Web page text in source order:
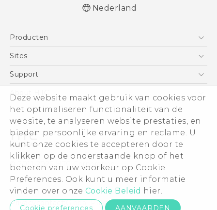
Deze website maakt gebruik van cookies voor
het optimaliseren functionaliteit van de
website, te analyseren website prestaties, en
bieden persoonlijke ervaring en reclame. U
kunt onze cookies te accepteren door te
klikken op de onderstaande knop of het
beheren van uw voorkeur op Cookie
Preferences. Ook kunt u meer informatie
vinden over onze Cookie Beleid hier.
Cookie preferences AANVAARDEN
Nederlands - Gebruikershandleiding
wettelijke voorschriften
Deutsch - Informationen zur Sicherheit und
behördliche Bestimmungen
English - Quick start guide
English - User manual
English - Safety and regulatory guide
Nederland
Producten
Telefoons
Vive
Accessoires
Sites
HTC Vive
Aan de slag
Support
Support voor eCommerce
About HTC
ESG
Informatie over het bedrijf
Voor beleggers (engels)
Cookie Preferences
Vacatures
Security and Privacy Whitepaper
© 2011-2026 HTC Corporation
Legal terms
Privacycontact:Global-Privacy@htc.com